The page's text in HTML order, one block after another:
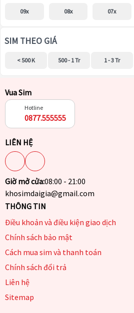
09x 08x 07x
SIM THEO GIÁ
< 500 K 500 - 1 Tr 1 - 3 Tr
Vua Sim
Hotline
0877.555555
LIÊN HỆ
Giờ mở cửa:08:00 - 21:00
khosimdaigia@gmail.com
THÔNG TIN
Điều khoản và điều kiện giao dịch
Chính sách bảo mật
Cách mua sim và thanh toán
Chính sách đổi trả
Liên hệ
Sitemap